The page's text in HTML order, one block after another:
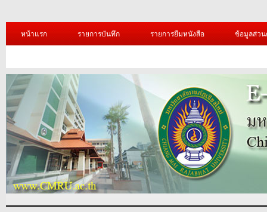
หน้าแรก รายการบันทึก รายการยืมหนังสือ ข้อมูลส่ว